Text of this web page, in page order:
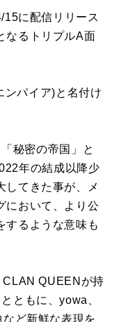
15に配信リリース
なるトリプルA面
ンパイア)と名付け
秘密の帝国」と
年の結成以降少
してきた事が、メ
において、より公
するような意味も
CLAN QUEENが持
ともに、yowa、
ど新鮮な表現を